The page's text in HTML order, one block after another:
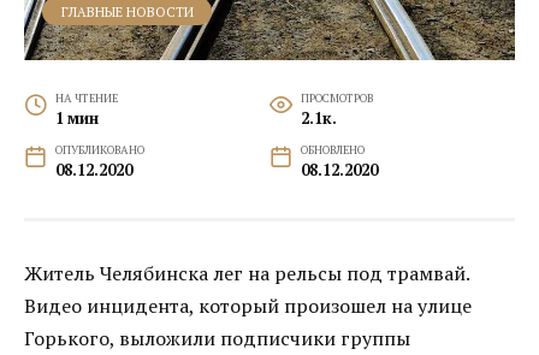
ГЛАВНЫЕ НОВОСТИ
НА ЧТЕНИЕ
1 мин
ПРОСМОТРОВ
2.1к.
ОПУБЛИКОВАНО
08.12.2020
ОБНОВЛЕНО
08.12.2020
Житель Челябинска лег на рельсы под трамвай.
Видео инцидента, который произошел на улице
Горького, выложили подписчики группы